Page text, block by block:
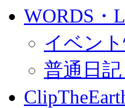
WORDS・
イベン
普通日